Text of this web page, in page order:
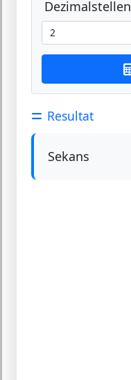
Dezimalstellen
Resultat
Sekans